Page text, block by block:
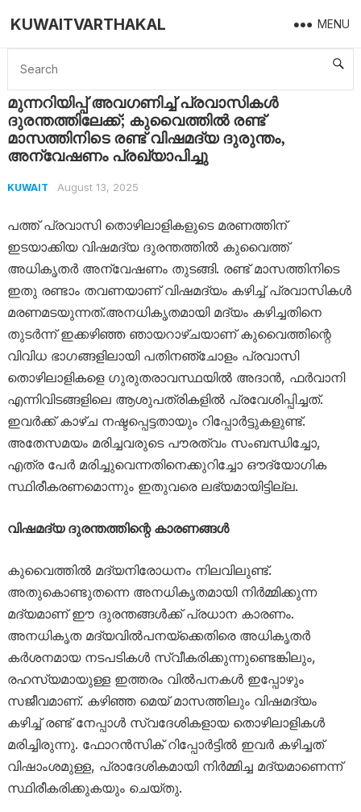
KUWAITVARTHAKAL MENU
Home Kuwait മുന്നറിയിപ്പ് അവഗണിച്ച് പ്രവാസികൾ ദുരന്തത്തിലേക്ക്; കുവൈത്തിൽ രണ്ട് മാസത്തിനിടെ രണ്ട് വിഷമദ്യ ദുരുന്തം, അന്വേഷണം പ്രഖ്യാപിച്ചു
മുന്നറിയിപ്പ് അവഗണിച്ച് പ്രവാസികൾ
ദുരന്തത്തിലേക്ക്; കുവൈത്തിൽ രണ്ട്
മാസത്തിനിടെ രണ്ട് വിഷമദ്യ ദുരുന്തം,
അന്വേഷണം പ്രഖ്യാപിച്ചു
KUWAIT August 13, 2025
പത്ത് പ്രവാസി തൊഴിലാളികളുടെ മരണത്തിന്
ഇടയാക്കിയ വിഷമദ്യ ദുരന്തത്തിൽ കുവൈത്ത്
അധികൃതർ അന്വേഷണം തുടങ്ങി. രണ്ട് മാസത്തിനിടെ
ഇതു രണ്ടാം തവണയാണ് വിഷമദ്യം കഴിച്ച് പ്രവാസികൾ
മരണമടയുന്നത്.അനധികൃതമായി മദ്യം കഴിച്ചതിനെ
തുടർന്ന് ഇക്കഴിഞ്ഞ ഞായറാഴ്ചയാണ് കുവൈത്തിന്റെ
വിവിധ ഭാഗങ്ങളിലായി പതിനഞ്ചോളം പ്രവാസി
തൊഴിലാളികളെ ഗുരുതരാവസ്ഥയിൽ അദാൻ, ഫർവാനി
എന്നിവിടങ്ങളിലെ ആശുപത്രികളിൽ പ്രവേശിപ്പിച്ചത്.
ഇവർക്ക് കാഴ്ച നഷ്ടപ്പെട്ടതായും റിപ്പോർട്ടുകളുണ്ട്.
അതേസമയം മരിച്ചവരുടെ പൗരത്വം സംബന്ധിച്ചോ,
എത്ര പേർ മരിച്ചുവെന്നതിനെക്കുറിച്ചോ ഔദ്യോഗിക
സ്ഥിരീകരണമൊന്നും ഇതുവരെ ലഭ്യമായിട്ടില്ല.
വിഷമദ്യ ദുരന്തത്തിന്റെ കാരണങ്ങൾ
കുവൈത്തിൽ മദ്യനിരോധനം നിലവിലുണ്ട്.
അതുകൊണ്ടുതന്നെ അനധികൃതമായി നിർമ്മിക്കുന്ന
മദ്യമാണ് ഈ ദുരന്തങ്ങൾക്ക് പ്രധാന കാരണം.
അനധികൃത മദ്യവിൽപനയ്ക്കെതിരെ അധികൃതർ
കർശനമായ നടപടികൾ സ്വീകരിക്കുന്നുണ്ടെങ്കിലും,
രഹസ്യമായുള്ള ഇത്തരം വിൽപനകൾ ഇപ്പോഴും
സജീവമാണ്. കഴിഞ്ഞ മെയ് മാസത്തിലും വിഷമദ്യം
കഴിച്ച് രണ്ട് നേപ്പാൾ സ്വദേശികളായ തൊഴിലാളികൾ
മരിച്ചിരുന്നു. ഫോറൻസിക് റിപ്പോർട്ടിൽ ഇവർ കഴിച്ചത്
വിഷാംശമുള്ള, പ്രാദേശികമായി നിർമ്മിച്ച മദ്യമാണെന്ന്
സ്ഥിരീകരിക്കുകയും ചെയ്തു.